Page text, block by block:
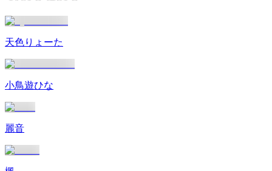
天色りょーた
小鳥遊ひな
麗音